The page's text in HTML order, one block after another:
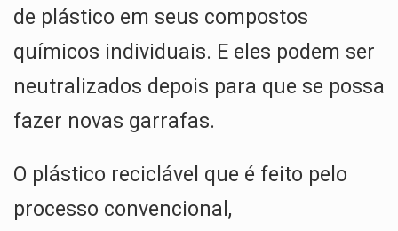
de plástico em seus compostos
químicos individuais. E eles podem ser
neutralizados depois para que se possa
fazer novas garrafas.
O plástico reciclável que é feito pelo
processo convencional,